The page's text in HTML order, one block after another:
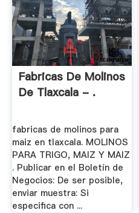
Fabricas De Molinos
De Tlaxcala - .
fabricas de molinos para
maiz en tlaxcala. MOLINOS
PARA TRIGO, MAIZ Y MAIZ
. Publicar en el Boletín de
Negocios: De ser posible,
enviar muestra: Si
especifica con ...